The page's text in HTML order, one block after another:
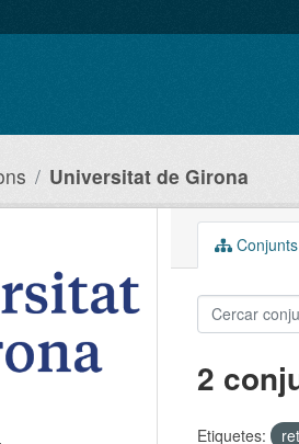
Universitat de Girona
2
Etiquetes: